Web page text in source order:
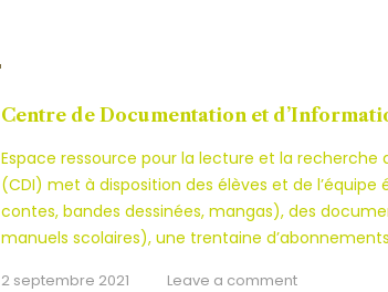
Centre de Documentation et
Espace ressource pour la lecture et la
(CDI) met à disposition des élèves et de
contes, bandes dessinées, mangas), des
manuels scolaires), une trentaine
2 septembre 2021 Leave a comment